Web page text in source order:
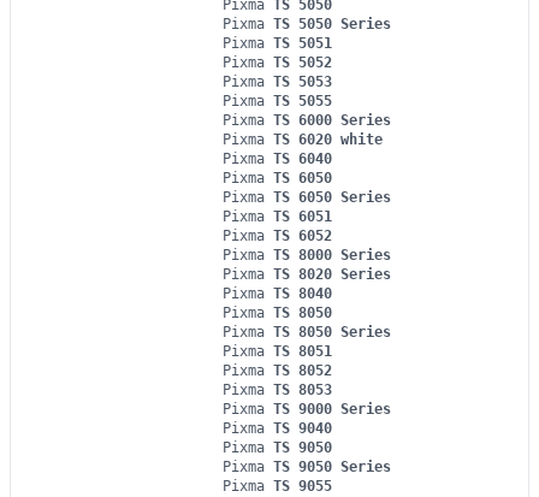
Pixma TS 5050
Pixma TS 5050 Series
Pixma TS 5051
Pixma TS 5052
Pixma TS 5053
Pixma TS 5055
Pixma TS 6000 Series
Pixma TS 6020 white
Pixma TS 6040
Pixma TS 6050
Pixma TS 6050 Series
Pixma TS 6051
Pixma TS 6052
Pixma TS 8000 Series
Pixma TS 8020 Series
Pixma TS 8040
Pixma TS 8050
Pixma TS 8050 Series
Pixma TS 8051
Pixma TS 8052
Pixma TS 8053
Pixma TS 9000 Series
Pixma TS 9040
Pixma TS 9050
Pixma TS 9050 Series
Pixma TS 9055